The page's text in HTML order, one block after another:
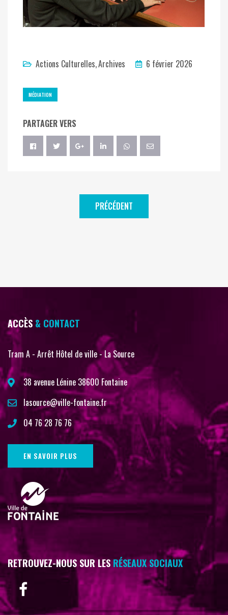
Actions Culturelles Archives 6 février 2026
MÉDIATION
PARTAGER VERS
PRÉCÉDENT
ACCÈS & CONTACT
Tram A - Arrêt Hôtel de ville - La Source
38 avenue Lénine 38600 Fontaine
lasource@ville-fontaine.fr
04 76 28 76 76
EN SAVOIR PLUS
RETROUVEZ-NOUS SUR LESRÉSEAUX SOCIAUX